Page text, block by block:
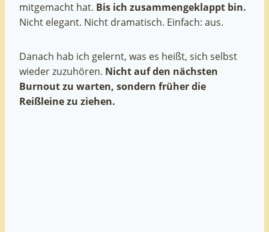
mitgemacht hat. Bis ich zusammengeklappt bin.
Nicht elegant. Nicht dramatisch. Einfach: aus.
Danach hab ich gelernt, was es heißt, sich selbst
wieder zuzuhören. Nicht auf den nächsten
Burnout zu warten, sondern früher die
Reißleine zu ziehen.